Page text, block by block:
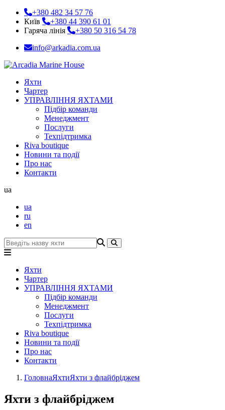
+380 482 34 57 76
Київ
+380 44 390 61 01
Гаряча лінія
+380 50 316 54 78
info@arkadia.com.ua
Яхти
Чартер
УПРАВЛІННЯ ЯХТАМИ
Підбір команди
Менеджмент
Послуги
Техпідтримка
Riva boutique
Новини та події
Про нас
Контакти
ua
ua
ru
en
Яхти
Чартер
УПРАВЛІННЯ ЯХТАМИ
Підбір команди
Менеджмент
Послуги
Техпідтримка
Riva boutique
Новини та події
Про нас
Контакти
ГоловнаЯхтиЯхти з флайбріджем
Яхти з флайбріджем